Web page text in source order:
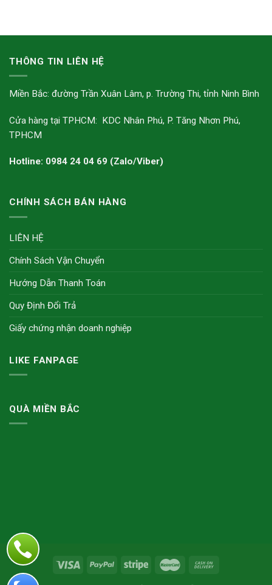
THÔNG TIN LIÊN HỆ
Miền Bắc: đường Trần Xuân Lâm, p. Trường Thi, tỉnh Ninh Bình
Cửa hàng tại TPHCM: KDC Nhân Phú, P. Tăng Nhơn Phú,
TPHCM
Hotline: 0984 24 04 69 (Zalo/Viber)
CHÍNH SÁCH BÁN HÀNG
LIÊN HỆ
Chính Sách Vận Chuyển
Hướng Dẫn Thanh Toán
Quy Định Đổi Trả
Giấy chứng nhận doanh nghiệp
LIKE FANPAGE
QUÀ MIỀN BẮC